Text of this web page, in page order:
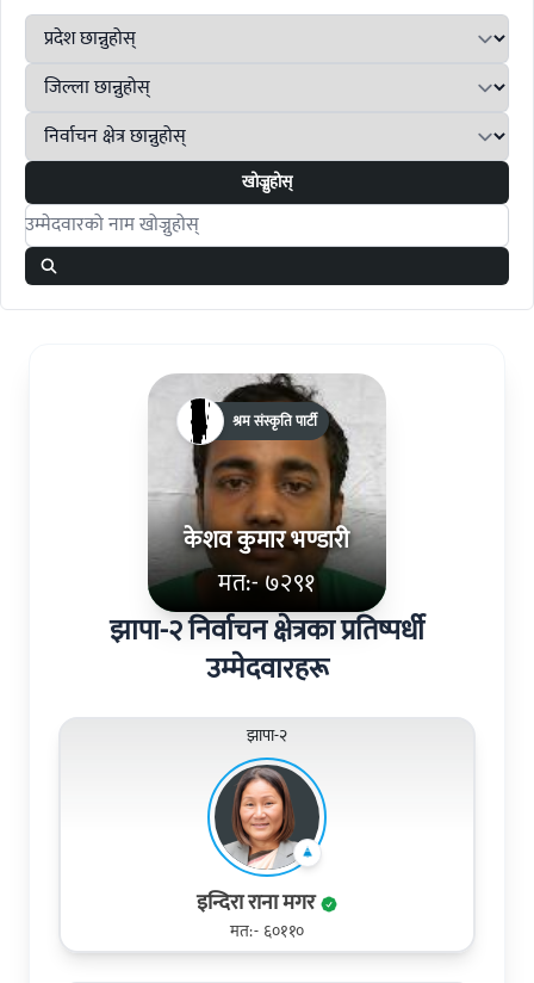
खोज्नुहोस्
Search candidates
केशव कुमार भण्डारी
मत:- ७२९१
श्रम संस्कृति पार्टी
झापा-२ निर्वाचन क्षेत्रका प्रतिष्पर्धी
उम्मेदवारहरू
झापा-२
इन्दिरा राना मगर
मत:- ६०११०